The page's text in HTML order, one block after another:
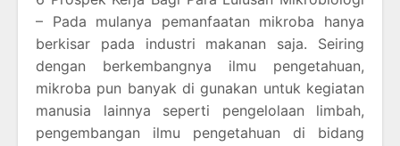
– Pada mulanya pemanfaatan mikroba hanya
berkisar pada industri makanan saja. Seiring
dengan berkembangnya ilmu pengetahuan,
mikroba pun banyak di gunakan untuk kegiatan
manusia lainnya seperti pengelolaan limbah,
pengembangan ilmu pengetahuan di bidang